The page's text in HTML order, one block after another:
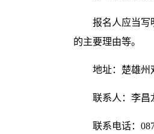
报名人应当写
的主要理由等。
地址：楚雄州
联系人：李昌
联系电话：